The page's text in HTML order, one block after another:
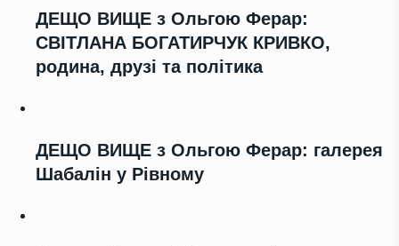
ДЕЩО ВИЩЕ з Ольгою Ферар:
СВІТЛАНА БОГАТИРЧУК КРИВКО,
родина, друзі та політика
ДЕЩО ВИЩЕ з Ольгою Ферар: галерея
Шабалін у Рівному